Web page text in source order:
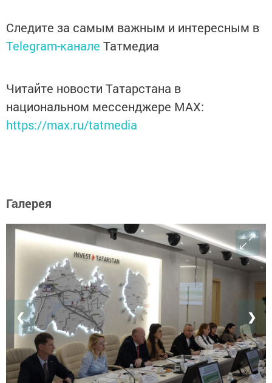
Следите за самым важным и интересным в
Telegram-канале Татмедиа
Читайте новости Татарстана в
национальном мессенджере MАХ:
https://max.ru/tatmedia
Галерея
❮ ❯